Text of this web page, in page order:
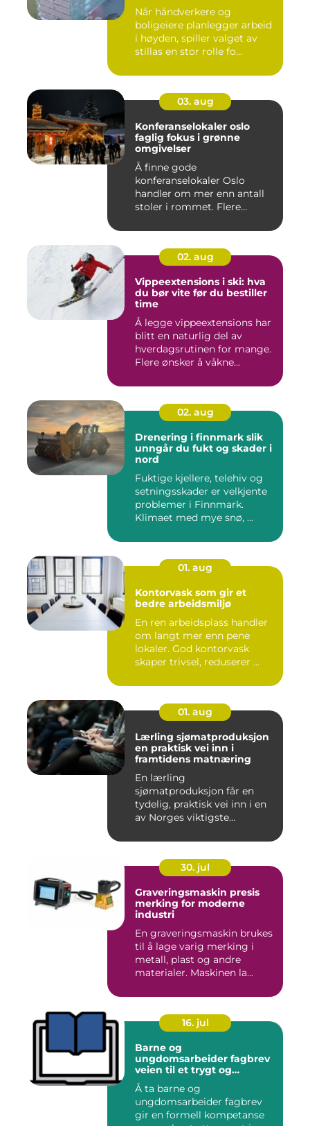
Når håndverkere og
boligeiere planlegger arbeid
i høyden, spiller valget av
stillas en stor rolle fo...
03. aug
Konferanselokaler oslo
faglig fokus i grønne
omgivelser
Å finne gode
konferanselokaler Oslo
handler om mer enn antall
stoler i rommet. Flere
02. aug
Vippeextensions i ski: hva
du bør vite før du bestiller
time
Å legge vippeextensions har
blitt en naturlig del av
hverdagsrutinen for mange.
Flere ønsker å våkne...
02. aug
Drenering i finnmark slik
unngår du fukt og skader i
nord
Fuktige kjellere, telehiv og
setningsskader er velkjente
problemer i Finnmark.
Klimaet med mye snø, ...
01. aug
Kontorvask som gir et
bedre arbeidsmiljø
En ren arbeidsplass handler
om langt mer enn pene
lokaler. God kontorvask
skaper trivsel, reduserer ...
01. aug
Lærling sjømatproduksjon
en praktisk vei inn i
framtidens matnæring
En lærling
sjømatproduksjon får en
tydelig, praktisk vei inn i en
av Norges viktigste
30. jul
Graveringsmaskin presis
merking for moderne
industri
En graveringsmaskin brukes
til å lage varig merking i
metall, plast og andre
materialer. Maskinen la...
16. jul
Barne og
ungdomsarbeider fagbrev
veien til et trygt og
meningsfullt yrke
Å ta barne og
ungdomsarbeider fagbrev
gir en formell kompetanse